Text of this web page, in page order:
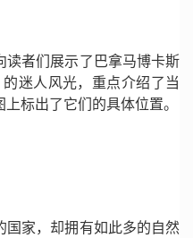
读者们展示了巴拿马博卡斯
迷人风光，重点介绍了当
标出了它们的具体位置。
国家，却拥有如此多的自然